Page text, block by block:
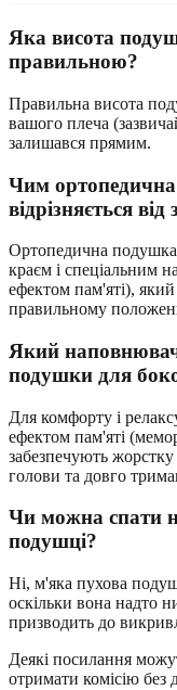
Яка висота
правильною?
Правильна висота
вашого плеча
залишався прямим.
Чим
відрізняється від
Ортопедична
краєм і спеціальним
ефектом пам'яті),
правильному
Який
подушки для
Для комфорту і
ефектом пам'яті
забезпечують
голови та довго
Чи можна спати
подушці?
Ні, м'яка пухова
оскільки вона надто
призводить до
Деякі посилання
отримати комісію без